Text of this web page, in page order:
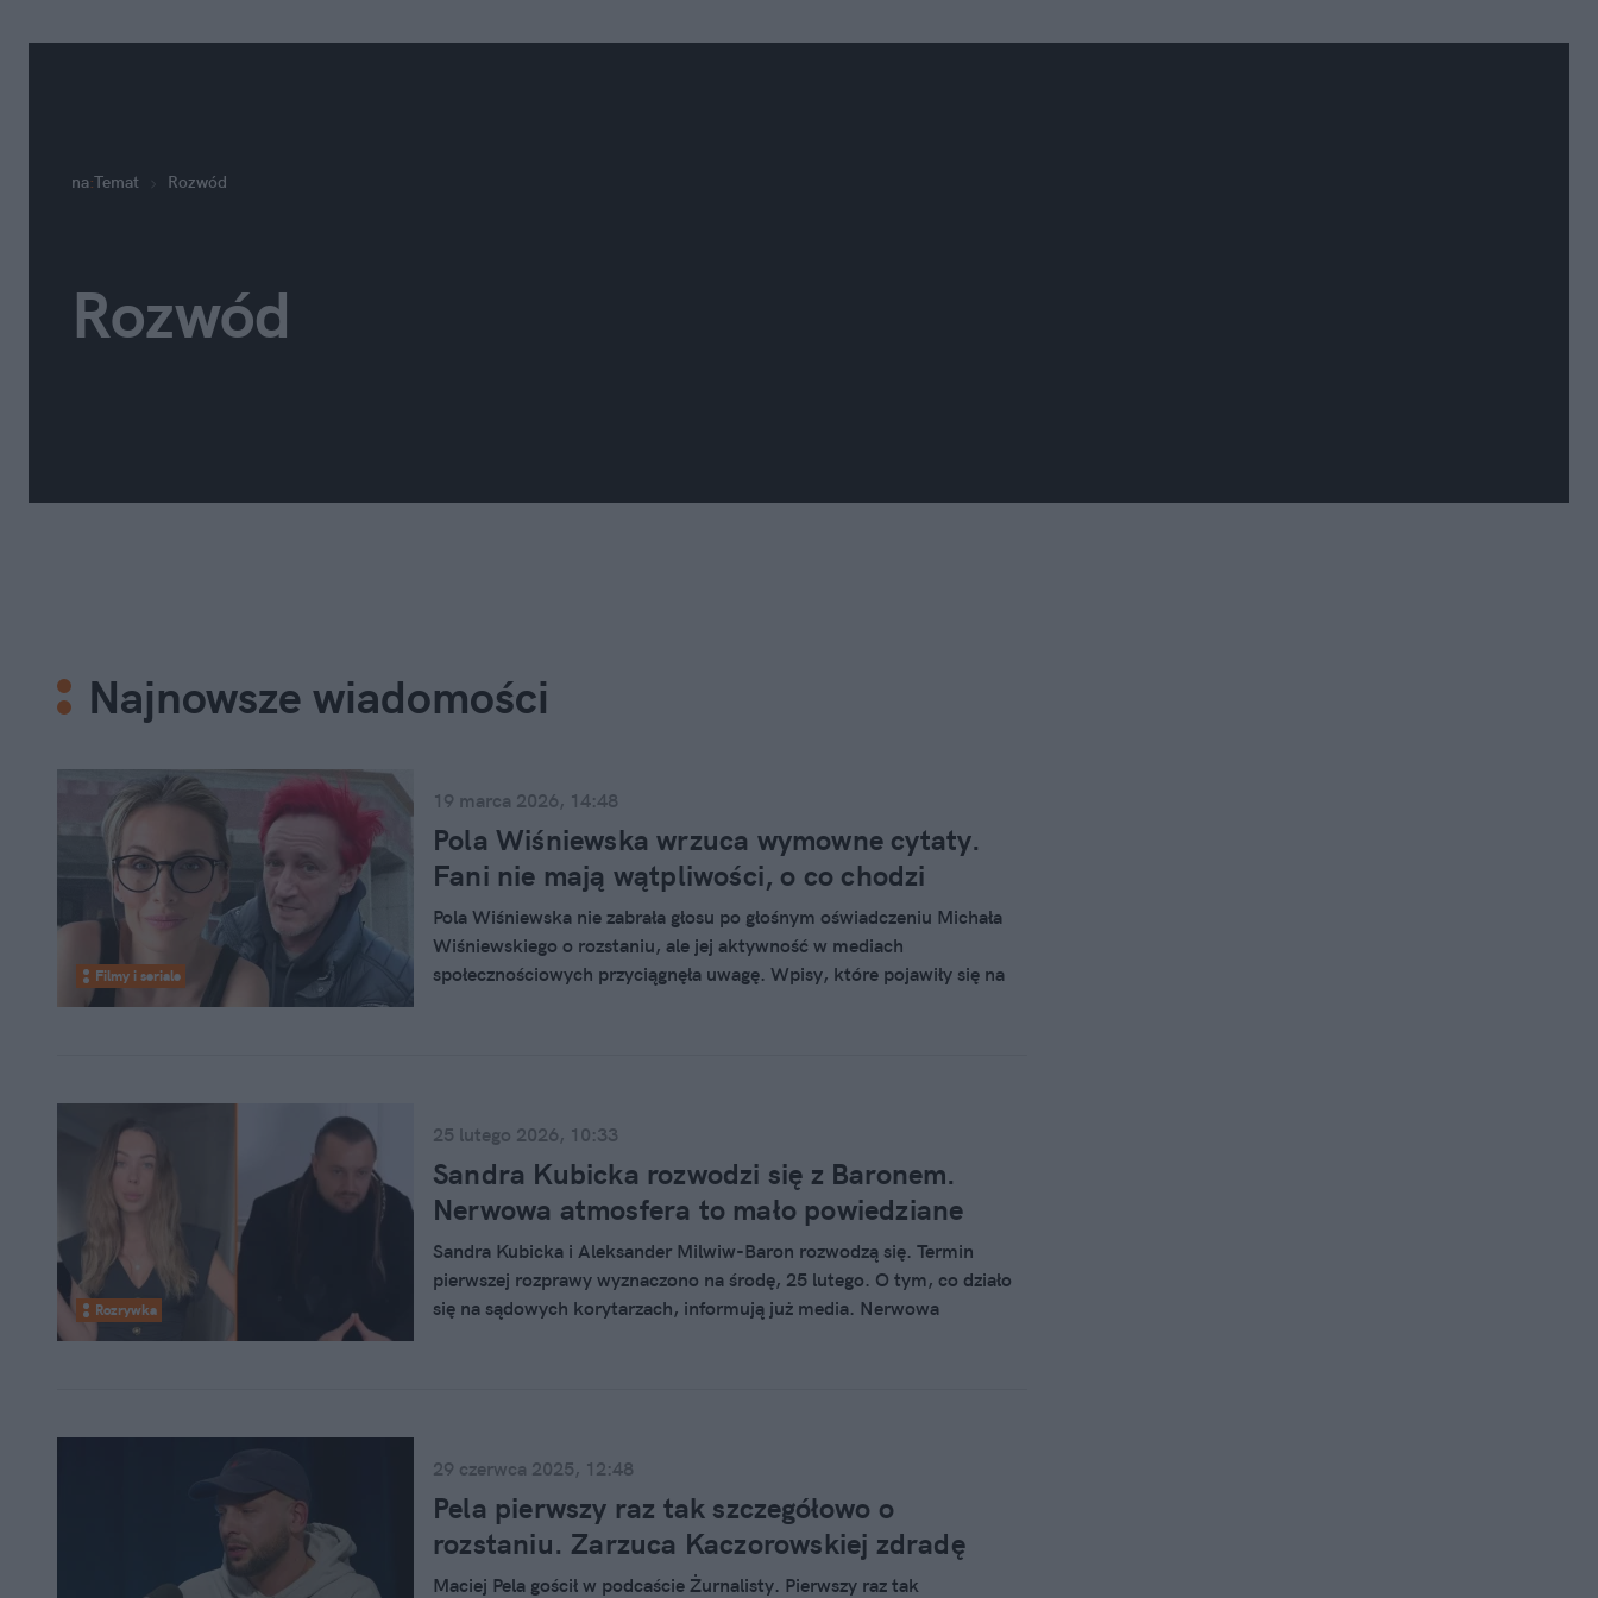
na:Temat Rozwód
Rozwód
Najnowsze wiadomości
Filmy i seriale
19 marca 2026, 14:48
Pola Wiśniewska wrzuca wymowne cytaty.
Fani nie mają wątpliwości, o co chodzi
Pola Wiśniewska nie zabrała głosu po głośnym oświadczeniu Michała
Wiśniewskiego o rozstaniu, ale jej aktywność w mediach
społecznościowych przyciągnęła uwagę. Wpisy, które pojawiły się na
Rozrywka
25 lutego 2026, 10:33
Sandra Kubicka rozwodzi się z Baronem.
Nerwowa atmosfera to mało powiedziane
Sandra Kubicka i Aleksander Milwiw-Baron rozwodzą się. Termin
pierwszej rozprawy wyznaczono na środę, 25 lutego. O tym, co działo
się na sądowych korytarzach, informują już media. Nerwowa
29 czerwca 2025, 12:48
Pela pierwszy raz tak szczegółowo o
rozstaniu. Zarzuca Kaczorowskiej zdradę
Maciej Pela gościł w podcaście Żurnalisty. Pierwszy raz tak